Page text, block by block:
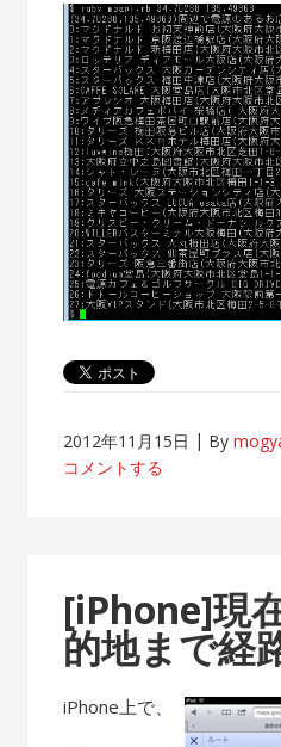
2012年11月15日 By
コメントする
[iPhone]現
的地まで経
iPhone上で、